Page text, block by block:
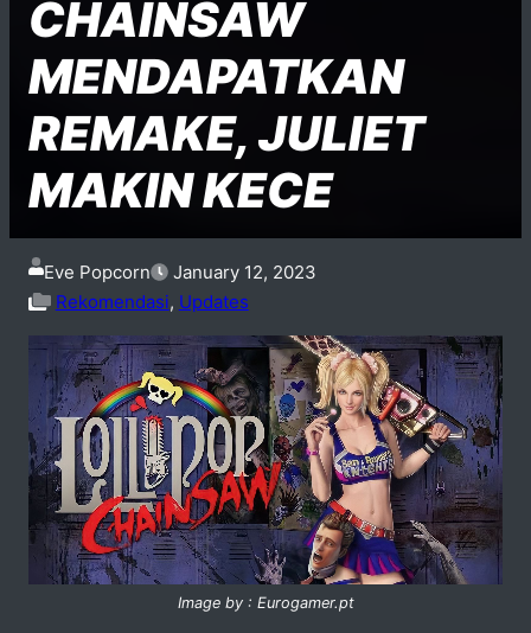
CHAINSAW
MENDAPATKAN
REMAKE, JULIET
MAKIN KECE
Eve Popcorn January 12, 2023
Rekomendasi, Updates
Image by : Eurogamer.pt